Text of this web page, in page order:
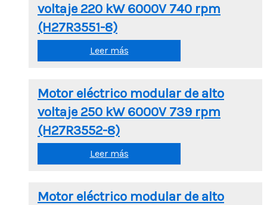
voltaje 220 kW 6000V 740 rpm
(H27R3551-8)
Leer más
Motor eléctrico modular de alto
voltaje 250 kW 6000V 739 rpm
(H27R3552-8)
Leer más
Motor eléctrico modular de alto